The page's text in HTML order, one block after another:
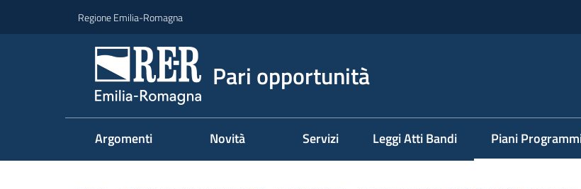
Regione Emilia-Romagna
Pari opportunità
Argomenti Novità Servizi Leggi Atti Bandi Piani
Menu